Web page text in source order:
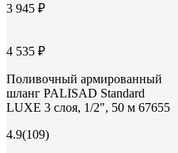
3 945 ₽
4 535 ₽
Поливочный армированный
шланг PALISAD Standard
LUXE 3 слоя, 1/2", 50 м 67655
4.9(109)